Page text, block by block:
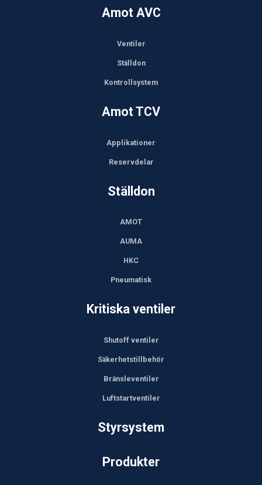
Amot AVC
Ventiler
Ställdon
Kontrollsystem
Amot TCV
Applikationer
Reservdelar
Ställdon
AMOT
AUMA
HKC
Pneumatisk
Kritiska ventiler
Shutoff ventiler
Säkerhetstillbehör
Bränsleventiler
Luftstartventiler
Styrsystem
Produkter